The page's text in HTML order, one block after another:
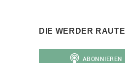
DIE WERDER RAUTE